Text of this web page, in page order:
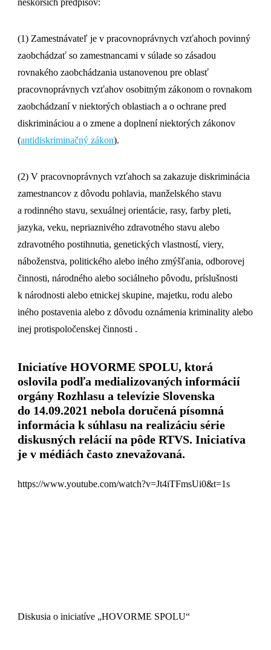
neskorších predpisov:
(1) Zamestnávateľ je v pracovnoprávnych vzťahoch povinný
zaobchádzať so zamestnancami v súlade so zásadou
rovnakého zaobchádzania ustanovenou pre oblasť
pracovnoprávnych vzťahov osobitným zákonom o rovnakom
zaobchádzaní v niektorých oblastiach a o ochrane pred
diskrimináciou a o zmene a doplnení niektorých zákonov
(antidiskriminačný zákon).
(2) V pracovnoprávnych vzťahoch sa zakazuje diskriminácia
zamestnancov z dôvodu pohlavia, manželského stavu
a rodinného stavu, sexuálnej orientácie, rasy, farby pleti,
jazyka, veku, nepriaznivého zdravotného stavu alebo
zdravotného postihnutia, genetických vlastností, viery,
náboženstva, politického alebo iného zmýšľania, odborovej
činnosti, národného alebo sociálneho pôvodu, príslušnosti
k národnosti alebo etnickej skupine, majetku, rodu alebo
iného postavenia alebo z dôvodu oznámenia kriminality alebo
inej protispoločenskej činnosti .
Iniciatíve HOVORME SPOLU, ktorá
oslovila podľa medializovaných informácií
orgány Rozhlasu a televízie Slovenska
do 14.09.2021 nebola doručená písomná
informácia k súhlasu na realizáciu série
diskusných relácií na pôde RTVS. Iniciatíva
je v médiách často znevažovaná.
https://www.youtube.com/watch?v=Jt4iTFmsUi0&t=1s
Diskusia o iniciatíve „HOVORME SPOLU“